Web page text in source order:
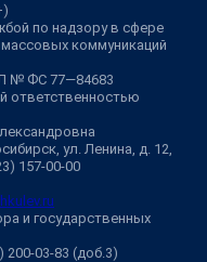
по надзору в сфере
коммуникаций
№ ФС 77—84683
ответственностью
ул. Ленина, д. 12,
157-00-00
и государственных
200-03-83 (доб.3)